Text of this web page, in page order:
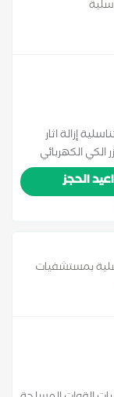
إزالة اثار
الكي الكهربائي
علاج آثار
التصبغات
علاج الصلع
علاج
الحجز
بمستشفيات